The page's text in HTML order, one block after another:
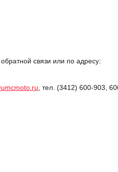
связи или по адресу:
, тел. (3412) 600-903,